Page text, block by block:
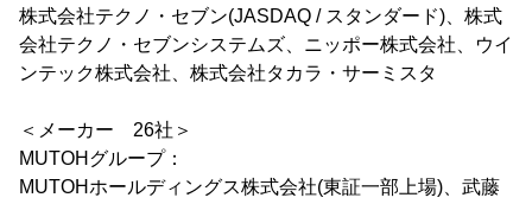
株式会社テクノ・セブン(JASDAQ / スタンダード)、株式
会社テクノ・セブンシステムズ、ニッポー株式会社、ウイ
ンテック株式会社、株式会社タカラ・サーミスタ
＜メーカー 26社＞
MUTOHグループ：
MUTOHホールディングス株式会社(東証一部上場)、武藤